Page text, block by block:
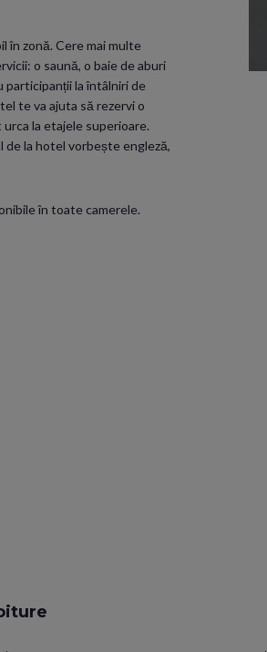
în zonă. Cere mai multe
o saună, o baie de aburi
participanții la întâlniri de
te va ajuta să rezervi o
la etajele superioare.
de la hotel vorbește engleză,
în toate camerele.